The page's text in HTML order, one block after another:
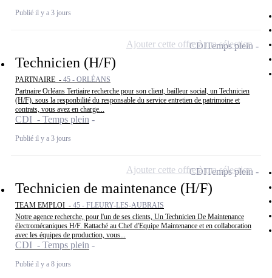
Publié il y a 3 jours
Technicien (H/F)
PARTNAIRE - 45 - ORLÉANS
Partnaire Orléans Tertiaire recherche pour son client, bailleur social, un Technicien
(H/F). sous la responbilité du responsable du service entretien de patrimoine et
contrats, vous avez en charge...
CDI - Temps plein
Publié il y a 3 jours
CDITemps plein
Ajouter cette offre à ma sélection
Technicien de maintenance (H/F)
TEAM EMPLOI - 45 - FLEURY-LES-AUBRAIS
Notre agence recherche, pour l'un de ses clients, Un Technicien De Maintenance
électromécaniques H/F. Rattaché au Chef d'Equipe Maintenance et en collaboration
avec les équipes de production, vous...
CDI - Temps plein
Publié il y a 8 jours
CDITemps plein
Ajouter cette offre à ma sélection